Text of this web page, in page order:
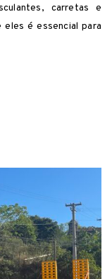
carretas e
é essencial para